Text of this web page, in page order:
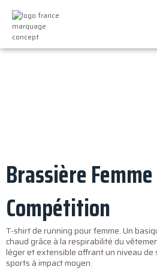
Brassière
Compétition
T-shirt de running pour femme. Un
chaud grâce à la respirabilité du
léger et extensible offrant un niveau
sports à impact moyen.